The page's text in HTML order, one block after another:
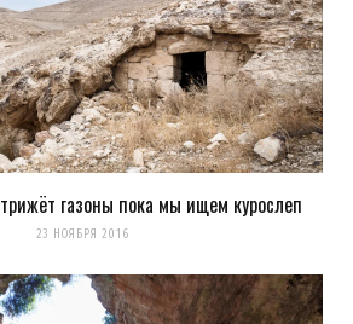
газоны пока мы ищем курослеп
23 НОЯБРЯ 2016